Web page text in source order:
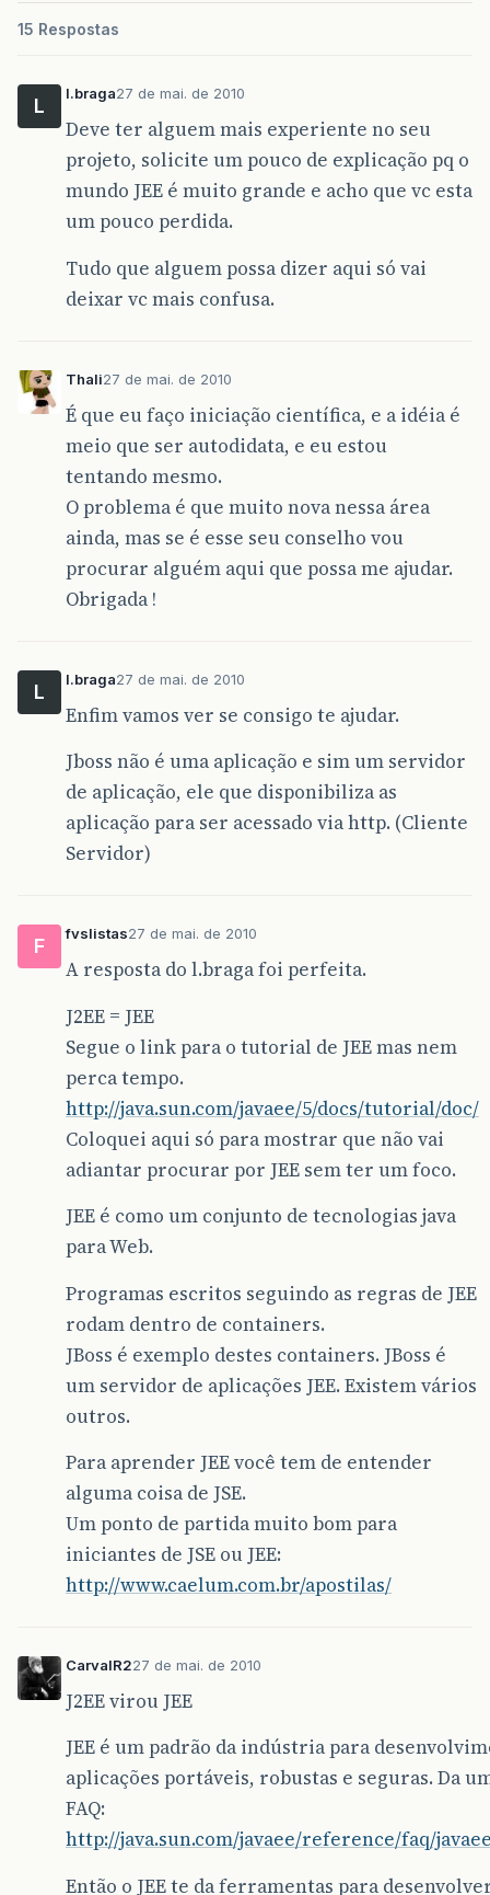
15 Respostas
L
l.braga27 de mai. de 2010
Deve ter alguem mais experiente no seu
projeto, solicite um pouco de explicação pq o
mundo JEE é muito grande e acho que vc esta
um pouco perdida.
Tudo que alguem possa dizer aqui só vai
deixar vc mais confusa.
Thali27 de mai. de 2010
É que eu faço iniciação científica, e a idéia é
meio que ser autodidata, e eu estou
tentando mesmo.
O problema é que muito nova nessa área
ainda, mas se é esse seu conselho vou
procurar alguém aqui que possa me ajudar.
Obrigada !
L
l.braga27 de mai. de 2010
Enfim vamos ver se consigo te ajudar.
Jboss não é uma aplicação e sim um servidor
de aplicação, ele que disponibiliza as
aplicação para ser acessado via http. (Cliente
Servidor)
F
fvslistas27 de mai. de 2010
A resposta do l.braga foi perfeita.
J2EE = JEE
Segue o link para o tutorial de JEE mas nem
perca tempo.
http://java.sun.com/javaee/5/docs/tutorial/doc/
Coloquei aqui só para mostrar que não vai
adiantar procurar por JEE sem ter um foco.
JEE é como um conjunto de tecnologias java
para Web.
Programas escritos seguindo as regras de JEE
rodam dentro de containers.
JBoss é exemplo destes containers. JBoss é
um servidor de aplicações JEE. Existem vários
outros.
Para aprender JEE você tem de entender
alguma coisa de JSE.
Um ponto de partida muito bom para
iniciantes de JSE ou JEE:
http://www.caelum.com.br/apostilas/
CarvalR227 de mai. de 2010
J2EE virou JEE
JEE é um padrão da indústria para
aplicações portáveis, robustas e seguras. Da
FAQ:
http://java.sun.com/javaee/reference/faq/
Então o JEE te da ferramentas para